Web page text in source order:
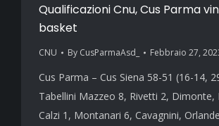
Qualificazioni Cnu, Cus Parma
basket
CNU By CusParmaAsd_ Febbraio 27,
Cus Parma – Cus Siena 58-51 (16-14,
Tabellini Mazzeo 8, Rivetti 2, Dimonte,
Calzi 1, Montanari 6, Cavagnini,